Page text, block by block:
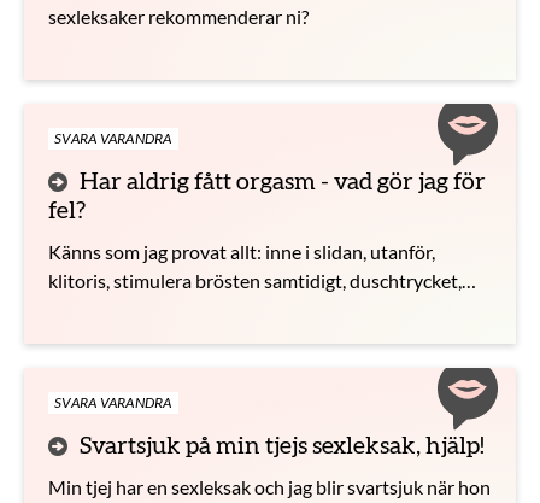
sexleksaker rekommenderar ni?
SVARA VARANDRA
Har aldrig fått orgasm - vad gör jag för
fel?
Känns som jag provat allt: inne i slidan, utanför,
klitoris, stimulera brösten samtidigt, duschtrycket,
och i princip allt fast jag har sextat med min kille
SVARA VARANDRA
Svartsjuk på min tjejs sexleksak, hjälp!
Min tjej har en sexleksak och jag blir svartsjuk när hon